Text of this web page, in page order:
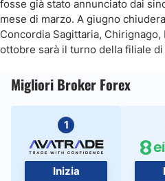
fosse già stato annunciato dai
mese di marzo. A giugno
Concordia Sagittaria,
ottobre sarà il turno della filiale
Migliori Broker Forex
1
Inizia